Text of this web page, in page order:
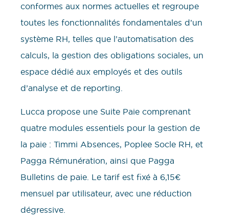
conformes aux normes actuelles et regroupe
toutes les fonctionnalités fondamentales d’un
système RH, telles que l’automatisation des
calculs, la gestion des obligations sociales, un
espace dédié aux employés et des outils
d’analyse et de reporting.
Lucca propose une Suite Paie comprenant
quatre modules essentiels pour la gestion de
la paie : Timmi Absences, Poplee Socle RH, et
Pagga Rémunération, ainsi que Pagga
Bulletins de paie. Le tarif est fixé à 6,15€
mensuel par utilisateur, avec une réduction
dégressive